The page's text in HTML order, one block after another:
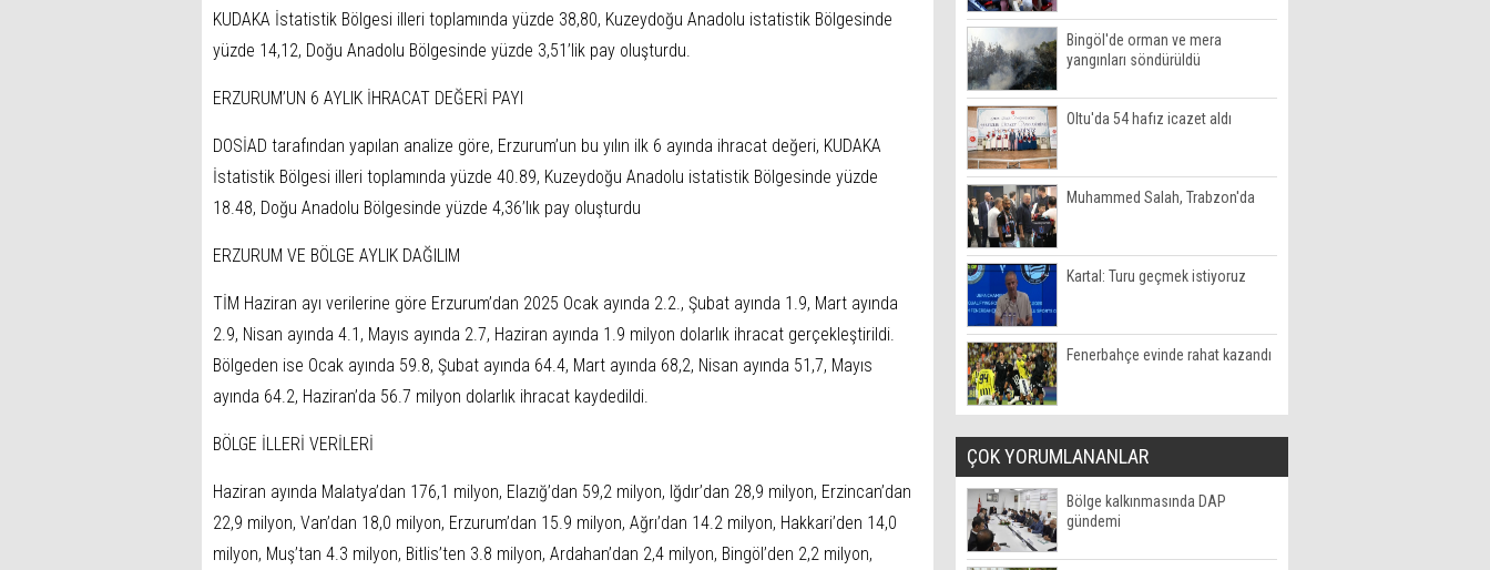
KUDAKA İstatistik Bölgesi illeri toplamında yüzde 38,80, Kuzeydoğu Anadolu istatistik Bölgesinde
yüzde 14,12, Doğu Anadolu Bölgesinde yüzde 3,51’lik pay oluşturdu.
ERZURUM’UN 6 AYLIK İHRACAT DEĞERİ PAYI
DOSİAD tarafından yapılan analize göre, Erzurum’un bu yılın ilk 6 ayında ihracat değeri, KUDAKA
İstatistik Bölgesi illeri toplamında yüzde 40.89, Kuzeydoğu Anadolu istatistik Bölgesinde yüzde
18.48, Doğu Anadolu Bölgesinde yüzde 4,36’lık pay oluşturdu
ERZURUM VE BÖLGE AYLIK DAĞILIM
TİM Haziran ayı verilerine göre Erzurum’dan 2025 Ocak ayında 2.2., Şubat ayında 1.9, Mart ayında
2.9, Nisan ayında 4.1, Mayıs ayında 2.7, Haziran ayında 1.9 milyon dolarlık ihracat gerçekleştirildi.
Bölgeden ise Ocak ayında 59.8, Şubat ayında 64.4, Mart ayında 68,2, Nisan ayında 51,7, Mayıs
ayında 64.2, Haziran’da 56.7 milyon dolarlık ihracat kaydedildi.
BÖLGE İLLERİ VERİLERİ
Haziran ayında Malatya’dan 176,1 milyon, Elazığ’dan 59,2 milyon, Iğdır’dan 28,9 milyon, Erzincan’dan
22,9 milyon, Van’dan 18,0 milyon, Erzurum’dan 15.9 milyon, Ağrı’dan 14.2 milyon, Hakkari’den 14,0
milyon, Muş’tan 4.3 milyon, Bitlis’ten 3.8 milyon, Ardahan’dan 2,4 milyon, Bingöl’den 2,2 milyon,
Bingöl'de orman ve mera
yangınları söndürüldü
Oltu'da 54 hafız icazet aldı
Muhammed Salah, Trabzon'da
Kartal: Turu geçmek istiyoruz
Fenerbahçe evinde rahat kazandı
ÇOK YORUMLANANLAR
Bölge kalkınmasında DAP
gündemi